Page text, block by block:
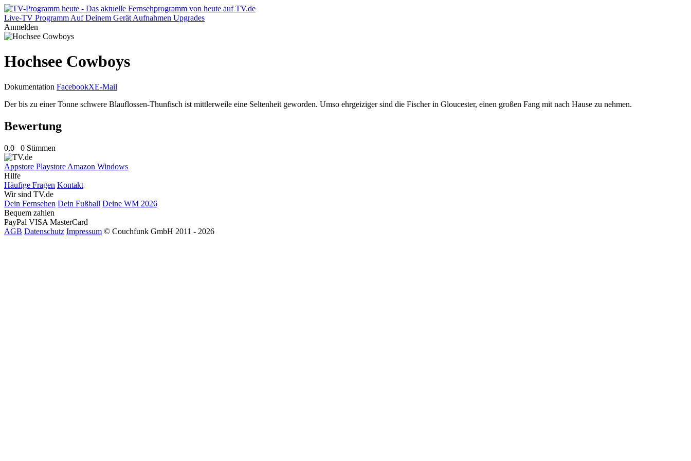
Live-TV Programm Auf Deinem Gerät Aufnahmen Upgrades
Anmelden
Hochsee Cowboys
Dokumentation FacebookXE-Mail
Der bis zu einer Tonne schwere Blauflossen-Thunfisch ist mittlerweile eine Seltenheit geworden. Umso ehrgeiziger sind die Fischer in Gloucester, einen großen Fang mit nach Hause zu nehmen.
Bewertung
0,0 0 Stimmen
Appstore Playstore Amazon Windows
Hilfe
Häufige Fragen Kontakt
Wir sind TV.de
Dein Fernsehen Dein Fußball Deine WM 2026
Bequem zahlen
PayPal VISA MasterCard
AGB Datenschutz Impressum © Couchfunk GmbH 2011 - 2026